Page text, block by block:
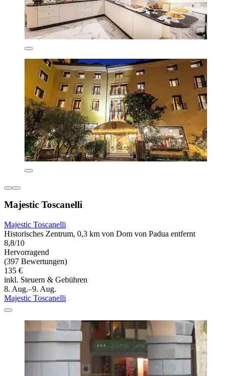
Majestic Toscanelli
Majestic Toscanelli
Historisches Zentrum, 0,3 km von Dom von Padua entfernt
8,8/10
Hervorragend
(397 Bewertungen)
135 €
inkl. Steuern & Gebühren
8. Aug.–9. Aug.
Majestic Toscanelli